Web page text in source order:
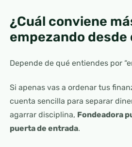
¿Cuál conviene
empezando desde
Depende de qué entiendes por
Si apenas vas a ordenar tus
cuenta sencilla para separar
agarrar disciplina, Fondeadora
puerta de entrada.